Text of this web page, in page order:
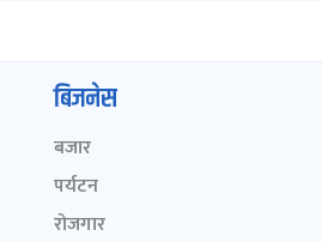
बिजनेस
बजार
पर्यटन
रोजगार